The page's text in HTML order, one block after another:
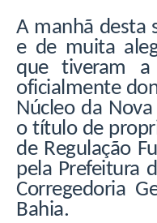
A manhã desta
e de muita
que tiveram
oficialmente
Núcleo da
o título de
de Regulação
pela Prefeitura
Corregedoria
Bahia.